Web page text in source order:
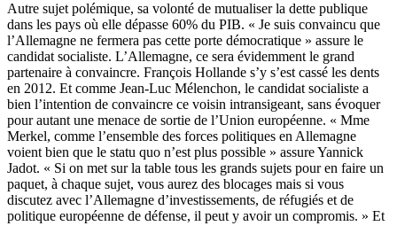
Autre sujet polémique, sa volonté de mutualiser la dette publique
dans les pays où elle dépasse 60% du PIB. « Je suis convaincu que
l’Allemagne ne fermera pas cette porte démocratique » assure le
candidat socialiste. L’Allemagne, ce sera évidemment le grand
partenaire à convaincre. François Hollande s’y s’est cassé les dents
en 2012. Et comme Jean-Luc Mélenchon, le candidat socialiste a
bien l’intention de convaincre ce voisin intransigeant, sans évoquer
pour autant une menace de sortie de l’Union européenne. « Mme
Merkel, comme l’ensemble des forces politiques en Allemagne
voient bien que le statu quo n’est plus possible » assure Yannick
Jadot. « Si on met sur la table tous les grands sujets pour en faire un
paquet, à chaque sujet, vous aurez des blocages mais si vous
discutez avec l’Allemagne d’investissements, de réfugiés et de
politique européenne de défense, il peut y avoir un compromis. » Et